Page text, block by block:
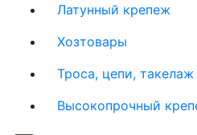
Латунный крепеж
Хозтовары
Троса, цепи, такелаж
Высокопрочный